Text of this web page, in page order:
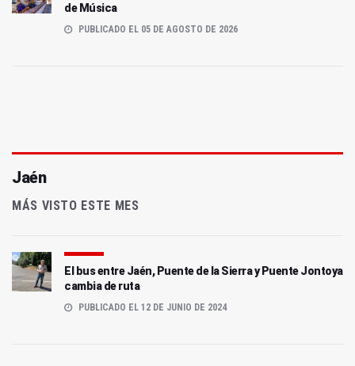
de Música
PUBLICADO EL 05 DE AGOSTO DE 2026
Jaén
MÁS VISTO ESTE MES
El bus entre Jaén, Puente de la Sierra y Puente Jontoya
cambia de ruta
PUBLICADO EL 12 DE JUNIO DE 2024